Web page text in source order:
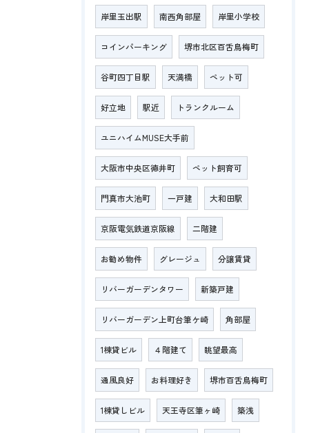
岸里玉出駅 南西角部屋 岸里小学校
コインパーキング 堺市北区百舌鳥梅町
谷町四丁目駅 天満橋 ペット可
好立地 駅近 トランクルーム
ユニハイムMUSE大手前
大阪市中央区徳井町 ペット飼育可
門真市大池町 一戸建 大和田駅
京阪電気鉄道京阪線 二階建
お勧め物件 グレージュ 分譲賃貸
リバーガーデンタワー 新築戸建
リバーガーデン上町台筆ケ崎 角部屋
1棟貸ビル ４階建て 眺望最高
通風良好 お料理好き 堺市百舌鳥梅町
1棟貸しビル 天王寺区筆ヶ崎 築浅